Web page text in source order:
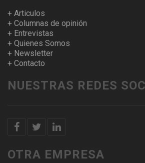
+ Articulos
+ Columnas de opinión
+ Entrevistas
+ Quienes Somos
+ Newsletter
+ Contacto
NUESTRAS REDES
OTRA EMPRESA